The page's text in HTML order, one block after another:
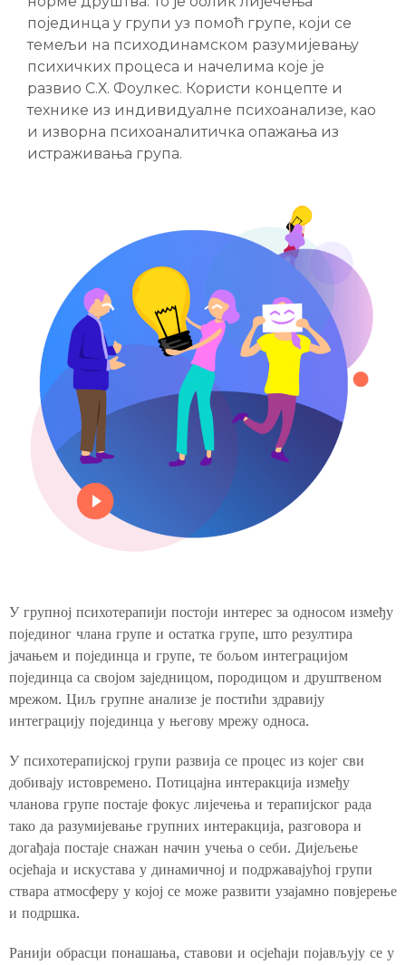
појединца у групи уз помоћ групе, који се
темељи на психодинамском разумијевању
психичких процеса и начелима које је
развио С.Х. Фоулкес. Користи концепте и
технике из индивидуалне психоанализе, као
и изворна психоаналитичка опажања из
истраживања група.
У групној психотерапији постоји интерес за односом између
појединог члана групе и остатка групе, што резултира
јачањем и појединца и групе, те бољом интеграцијом
појединца са својом заједницом, породицом и друштвеном
мрежом. Циљ групне анализе је постићи здравију
интеграцију појединца у његову мрежу односа.
У психотерапијској групи развија се процес из којег сви
добивају истовремено. Потицајна интеракција између
чланова групе постаје фокус лијечења и терапијског рада
тако да разумијевање групних интеракција, разговора и
догађаја постаје снажан начин учења о себи. Дијељење
осјећаја и искустава у динамичној и подржавајућој групи
ствара атмосферу у којој се може развити узајамно повјерење
и подршка.
Ранији обрасци понашања, ставови и осјећаји појављују се у